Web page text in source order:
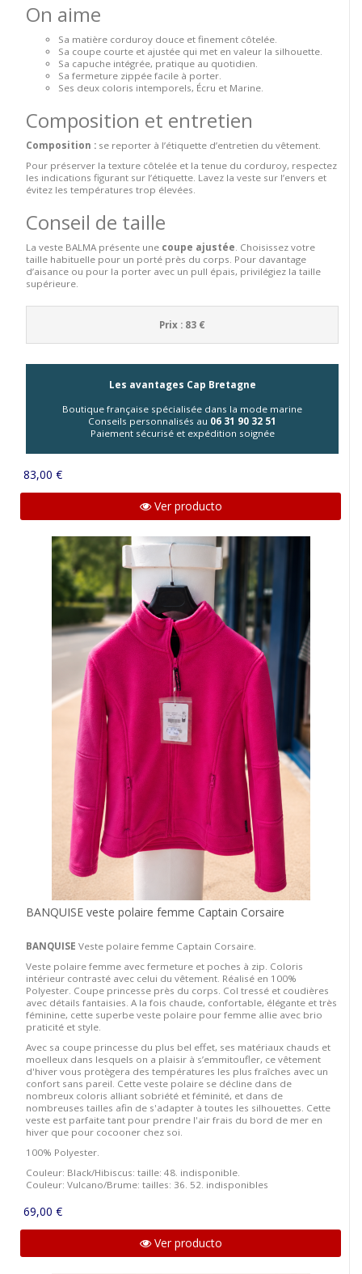
On aime
Sa matière corduroy douce et finement côtelée.
Sa coupe courte et ajustée qui met en valeur la silhouette.
Sa capuche intégrée, pratique au quotidien.
Sa fermeture zippée facile à porter.
Ses deux coloris intemporels, Écru et Marine.
Composition et entretien
Composition : se reporter à l’étiquette d’entretien du vêtement.
Pour préserver la texture côtelée et la tenue du corduroy, respectez
les indications figurant sur l’étiquette. Lavez la veste sur l’envers et
évitez les températures trop élevées.
Conseil de taille
La veste BALMA présente une coupe ajustée. Choisissez votre
taille habituelle pour un porté près du corps. Pour davantage
d’aisance ou pour la porter avec un pull épais, privilégiez la taille
supérieure.
Prix : 83 €
Les avantages Cap Bretagne
Boutique française spécialisée dans la mode marine
Conseils personnalisés au 06 31 90 32 51
Paiement sécurisé et expédition soignée
83,00 €
Ver producto
BANQUISE veste polaire femme Captain Corsaire
BANQUISE Veste polaire femme Captain Corsaire.
Veste polaire femme avec fermeture et poches à zip. Coloris
intérieur contrasté avec celui du vêtement. Réalisé en 100%
Polyester. Coupe princesse près du corps. Col tressé et coudières
avec détails fantaisies. A la fois chaude, confortable, élégante et très
féminine, cette superbe veste polaire pour femme allie avec brio
praticité et style.
Avec sa coupe princesse du plus bel effet, ses matériaux chauds et
moelleux dans lesquels on a plaisir à s’emmitoufler, ce vêtement
d'hiver vous protègera des températures les plus fraîches avec un
confort sans pareil. Cette veste polaire se décline dans de
nombreux coloris alliant sobriété et féminité, et dans de
nombreuses tailles afin de s'adapter à toutes les silhouettes. Cette
veste est parfaite tant pour prendre l'air frais du bord de mer en
hiver que pour cocooner chez soi.
100% Polyester.
Couleur: Black/Hibiscus: taille: 48. indisponible.
Couleur: Vulcano/Brume: tailles: 36. 52. indisponibles
69,00 €
Ver producto